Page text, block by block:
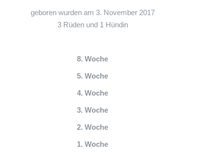
geboren wurden am 3. November 2017
3 Rüden und 1 Hündin
8. Woche
5. Woche
4. Woche
3. Woche
2. Woche
1. Woche